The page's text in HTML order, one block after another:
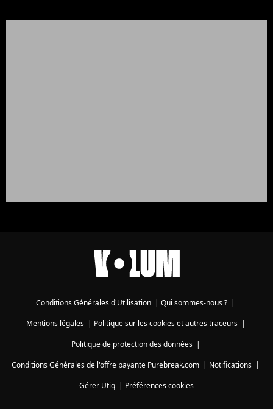
Conditions Générales d'Utilisation | Qui sommes-nous ? |
Mentions légales| Politique sur les cookies et autres traceurs|
Politique de protection des données|
Conditions Générales de l'offre payante Purebreak.com | Notifications |
Gérer Utiq | Préférences cookies